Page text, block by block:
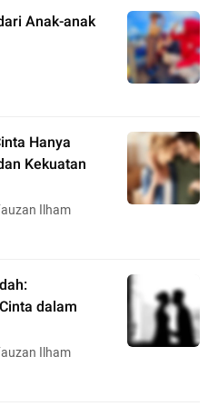
Anak-anak
Hanya
Kekuatan
Ilham
dalam
Ilham